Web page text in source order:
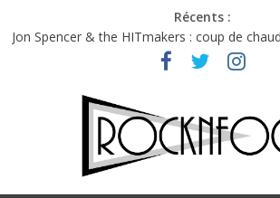
Récents :
Jon Spencer & the HITmakers : coup de
Hellfest 2026 vendredi : température et
Hellfest 2026 jeudi : impossible de choisir
Première édition du Midgard Festival : entre
Charlie Puth à l’Olympia : la leçon de pop du